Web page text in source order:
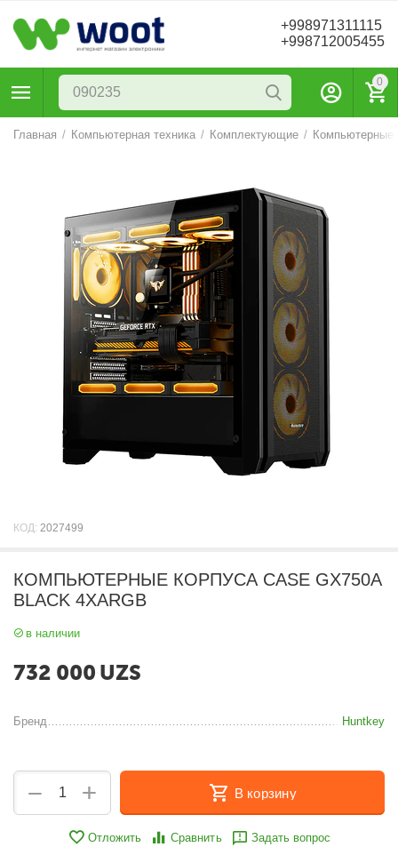
+998971311115
+998712005455
0
Главная / Компьютерная техника / Комплектующие / Компьютерные
КОД: 2027499
КОМПЬЮТЕРНЫЕ КОРПУСА CASE GX750A
BLACK 4XARGB
в наличии
732 000 UZS
Бренд Huntkey
+
− В корзину
Отложить Сравнить Задать вопрос